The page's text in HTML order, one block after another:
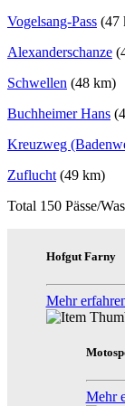
Vogelsang-Pass (47
Alexanderschanze
Schwellen (48 km)
Buchheimer Hans
Kreuzweg
Zuflucht(49 km)
Total 150 Pässe/
Hofgut Farny
Mehr
Mehr